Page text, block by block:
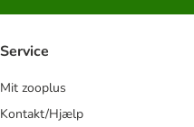
Service
Mit zooplus
Kontakt/Hjælp